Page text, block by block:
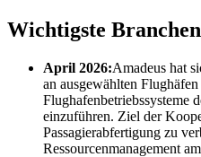
Wichtigste
April 2026:Amadeus hat
an ausgewählten
Flughafenbetriebssysteme
einzuführen. Ziel der
Passagierabfertigung zu
Ressourcenmanagement